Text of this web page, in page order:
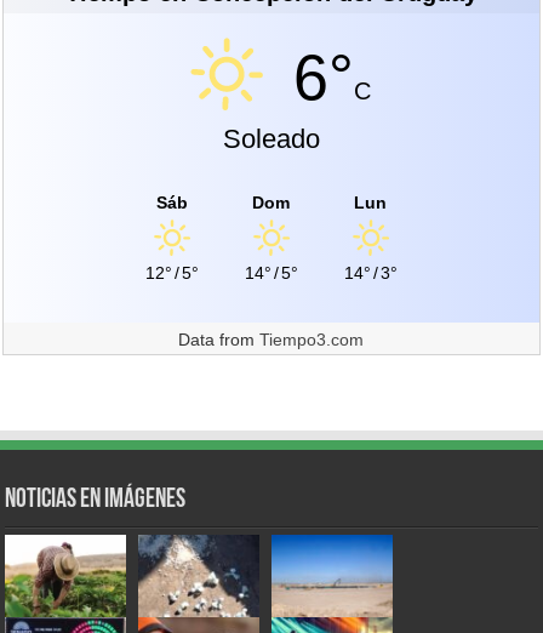
6°C
Soleado
Sáb
12°/5°
Dom
14°/5°
Lun
14°/3°
Data fromTiempo3.com
Noticias en Imágenes